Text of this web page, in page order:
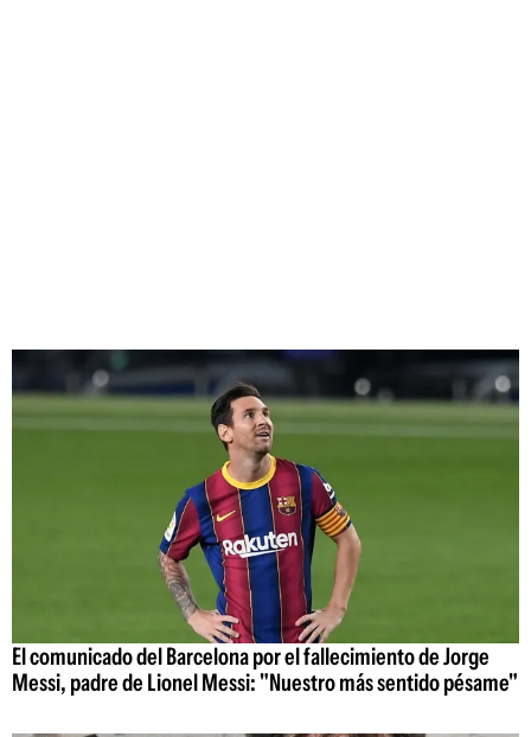
El comunicado del Barcelona por el fallecimiento de Jorge
Messi, padre de Lionel Messi: "Nuestro más sentido pésame"